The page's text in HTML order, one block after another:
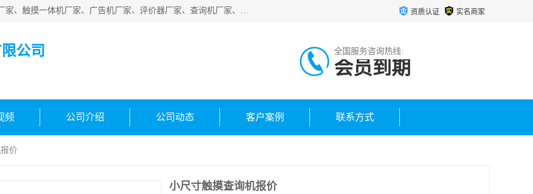
深圳市国峰智能电子科技有限公司业务涵盖范围：排队叫号机厂家、触摸一体机厂家、广告机厂家、评价器厂家、查询机厂家、自助终端机厂家；公司是一家集研发、生产、销售为一体的国民企业，设备制造商和解决方案提供商，广泛应用于银行、医院、、电力、电信、、交通、民航、保险等行业，为不同行业量身定制软硬件为一体的解决方案。 资质认证 实名商家
公司 全国服务咨询热线:
会员到期
频 公司介绍 公司动态 客户案例 联系方式
价
小尺寸触摸查询机报价